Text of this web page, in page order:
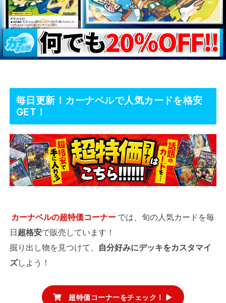
毎日更新！カーナベルで人気カードを格安
GET！
カーナベルの超特価コーナー では、旬の人気カードを毎
日超格安で販売しています！
掘り出し物を見つけて、 自分好みにデッキをカスタマイ
ズしよう！
超特価コーナーをチェック！ ▶